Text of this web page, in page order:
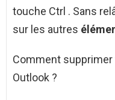
touche Ctrl . Sans
sur les autres
Comment supprimer
Outlook ?